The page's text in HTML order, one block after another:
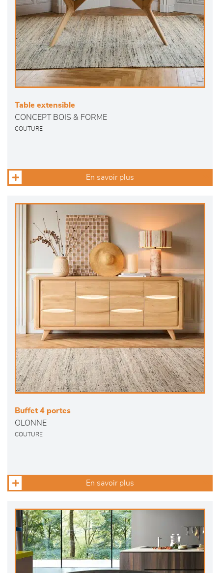
Table extensible
CONCEPT BOIS & FORME
COUTURE
En savoir plus
Buffet 4 portes
OLONNE
COUTURE
En savoir plus